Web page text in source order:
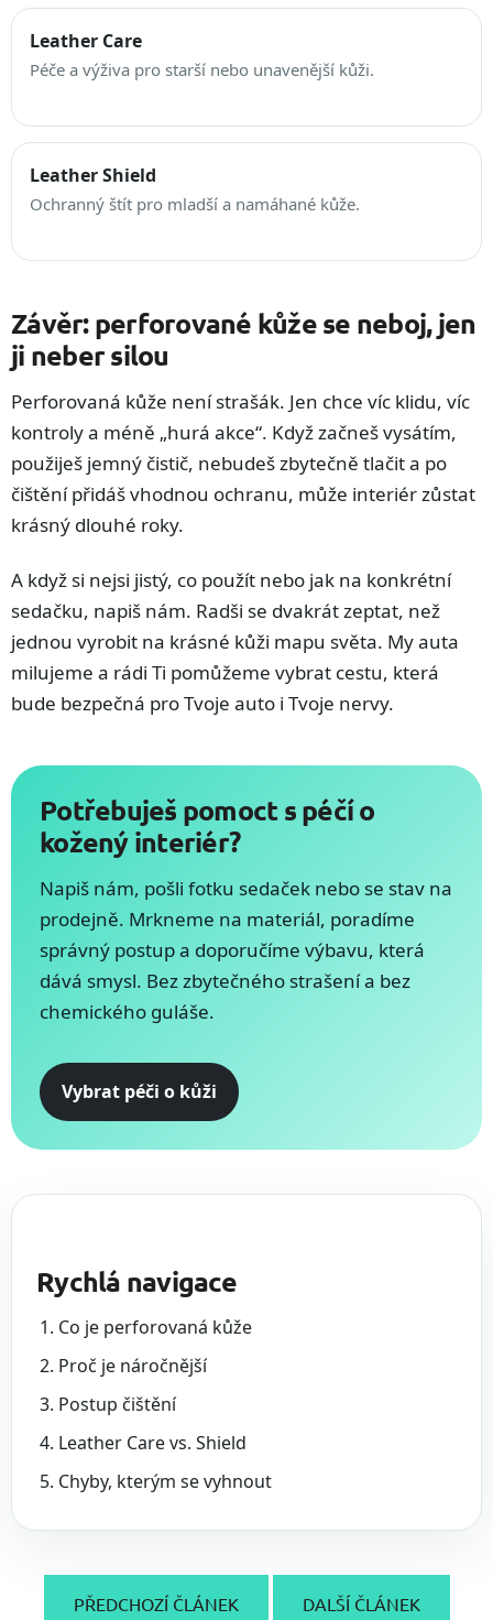
Leather Care
Péče a výživa pro starší nebo unavenější kůži.
Leather Shield
Ochranný štít pro mladší a namáhané kůže.
Závěr: perforované kůže se neboj, jen
ji neber silou
Perforovaná kůže není strašák. Jen chce víc klidu, víc
kontroly a méně „hurá akce“. Když začneš vysátím,
použiješ jemný čistič, nebudeš zbytečně tlačit a po
čištění přidáš vhodnou ochranu, může interiér zůstat
krásný dlouhé roky.
A když si nejsi jistý, co použít nebo jak na konkrétní
sedačku, napiš nám. Radši se dvakrát zeptat, než
jednou vyrobit na krásné kůži mapu světa. My auta
milujeme a rádi Ti pomůžeme vybrat cestu, která
bude bezpečná pro Tvoje auto i Tvoje nervy.
Potřebuješ pomoct s péčí o
kožený interiér?
Napiš nám, pošli fotku sedaček nebo se stav na
prodejně. Mrkneme na materiál, poradíme
správný postup a doporučíme výbavu, která
dává smysl. Bez zbytečného strašení a bez
chemického guláše.
Vybrat péči o kůži
Rychlá navigace
Co je perforovaná kůže
Proč je náročnější
Postup čištění
Leather Care vs. Shield
Chyby, kterým se vyhnout
PŘEDCHOZÍ ČLÁNEK DALŠÍ ČLÁNEK